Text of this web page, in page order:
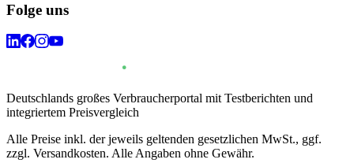
Folge uns
Deutschlands großes Verbraucherportal mit Testberichten und
integriertem Preisvergleich
Alle Preise inkl. der jeweils geltenden gesetzlichen MwSt., ggf.
zzgl. Versandkosten. Alle Angaben ohne Gewähr.